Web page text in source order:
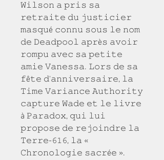
𝚆𝚒𝚕𝚜𝚘𝚗 𝚊 𝚙𝚛𝚒𝚜 𝚜𝚊
𝚛𝚎𝚝𝚛𝚊𝚒𝚝𝚎 𝚍𝚞 𝚓𝚞𝚜𝚝𝚒𝚌𝚒𝚎𝚛
𝚖𝚊𝚜𝚚𝚞é 𝚌𝚘𝚗𝚗𝚞 𝚜𝚘𝚞𝚜 𝚕𝚎 𝚗𝚘𝚖
𝚍𝚎 𝙳𝚎𝚊𝚍𝚙𝚘𝚘𝚕 𝚊𝚙𝚛è𝚜 𝚊𝚟𝚘𝚒𝚛
𝚛𝚘𝚖𝚙𝚞 𝚊𝚟𝚎𝚌 𝚜𝚊 𝚙𝚎𝚝𝚒𝚝𝚎
𝚊𝚖𝚒𝚎 𝚅𝚊𝚗𝚎𝚜𝚜𝚊. 𝙻𝚘𝚛𝚜 𝚍𝚎 𝚜𝚊
𝚏ê𝚝𝚎 𝚍'𝚊𝚗𝚗𝚒𝚟𝚎𝚛𝚜𝚊𝚒𝚛𝚎, 𝚕𝚊
𝚃𝚒𝚖𝚎 𝚅𝚊𝚛𝚒𝚊𝚗𝚌𝚎 𝙰𝚞𝚝𝚑𝚘𝚛𝚒𝚝𝚢
𝚌𝚊𝚙𝚝𝚞𝚛𝚎 𝚆𝚊𝚍𝚎 𝚎𝚝 𝚕𝚎 𝚕𝚒𝚟𝚛𝚎
à 𝙿𝚊𝚛𝚊𝚍𝚘𝚡, 𝚚𝚞𝚒 𝚕𝚞𝚒
𝚙𝚛𝚘𝚙𝚘𝚜𝚎 𝚍𝚎 𝚛𝚎𝚓𝚘𝚒𝚗𝚍𝚛𝚎 𝚕𝚊
𝚃𝚎𝚛𝚛𝚎-𝟼𝟷𝟼, 𝚕𝚊 «
𝙲𝚑𝚛𝚘𝚗𝚘𝚕𝚘𝚐𝚒𝚎 𝚜𝚊𝚌𝚛é𝚎 ».